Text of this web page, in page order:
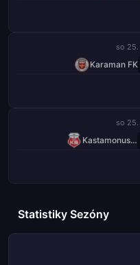
so 25.
Karaman FK
so 25.
Kastamonuspor
Statistiky Sezóny